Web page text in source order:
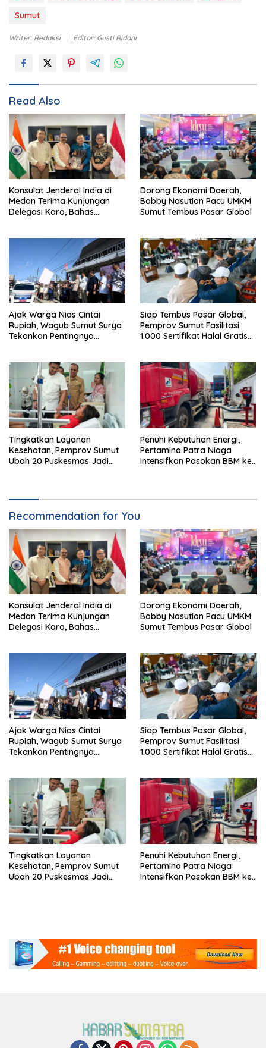
Sumut
Writer: Redaksi Editor: Gusti Ridani
Read Also
Konsulat Jenderal India di
Medan Terima Kunjungan
Delegasi Karo, Bahas
Dorong Ekonomi Daerah,
Bobby Nasution Pacu UMKM
Sumut Tembus Pasar Global
Ajak Warga Nias Cintai
Rupiah, Wagub Sumut Surya
Tekankan Pentingnya
Siap Tembus Pasar Global,
Pemprov Sumut Fasilitasi
1.000 Sertifikat Halal Gratis
Tingkatkan Layanan
Kesehatan, Pemprov Sumut
Ubah 20 Puskesmas Jadi
Penuhi Kebutuhan Energi,
Pertamina Patra Niaga
Intensifkan Pasokan BBM ke
Recommendation for You
Konsulat Jenderal India di
Medan Terima Kunjungan
Delegasi Karo, Bahas
Dorong Ekonomi Daerah,
Bobby Nasution Pacu UMKM
Sumut Tembus Pasar Global
Ajak Warga Nias Cintai
Rupiah, Wagub Sumut Surya
Tekankan Pentingnya
Siap Tembus Pasar Global,
Pemprov Sumut Fasilitasi
1.000 Sertifikat Halal Gratis
Tingkatkan Layanan
Kesehatan, Pemprov Sumut
Ubah 20 Puskesmas Jadi
Penuhi Kebutuhan Energi,
Pertamina Patra Niaga
Intensifkan Pasokan BBM ke